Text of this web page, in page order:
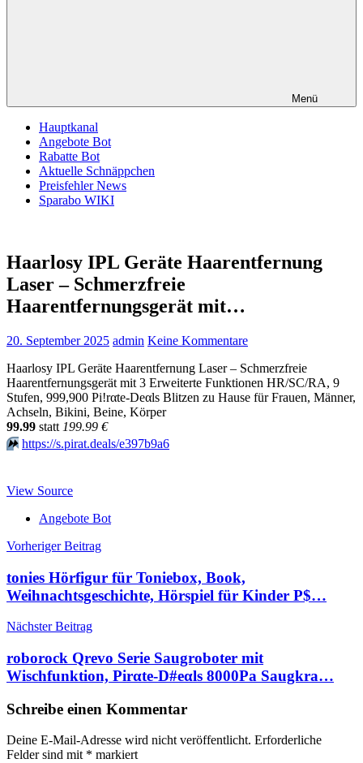
Menü
Hauptkanal
Angebote Bot
Rabatte Bot
Aktuelle Schnäppchen
Preisfehler News
Sparabo WIKI
Haarlosy IPL Geräte Haarentfernung
Laser – Schmerzfreie
Haarentfernungsgerät mit…
20. September 2025 admin Keine Kommentare
Haarlosy IPL Geräte Haarentfernung Laser – Schmerzfreie
Haarentfernungsgerät mit 3 Erweiterte Funktionen HR/SC/RA, 9
Stufen, 999,900 Pi!rαtе-Dеαls Blitzen zu Hause für Frauen, Männer,
Achseln, Bikini, Beine, Körper
99.99 statt 199.99 €
⏩️ https://s.pirat.deals/e397b9a6
View Source
Angebote Bot
Beitragsnavigation
Vorheriger Beitrag
tonies Hörfigur für Toniebox, Book,
Weihnachtsgeschichte, Hörspiel für Kinder P$…
Nächster Beitrag
roborock Qrevo Serie Saugroboter mit
Wischfunktion, Pirαtе-D#еαls 8000Pa Saugkra…
Schreibe einen Kommentar
Deine E-Mail-Adresse wird nicht veröffentlicht. Erforderliche
Felder sind mit * markiert